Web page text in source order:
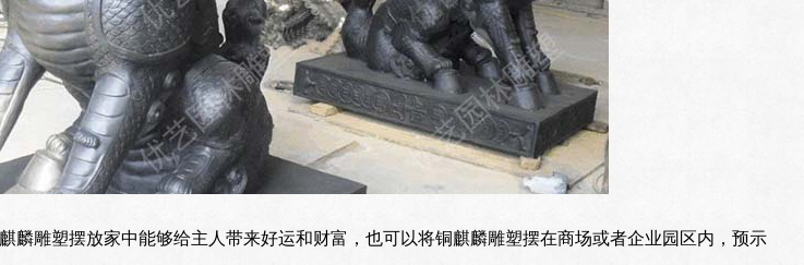
麟雕塑摆放家中能够给主人带来好运和财富，也可以将铜麒麟雕塑摆在商场或者企业园区内，预示